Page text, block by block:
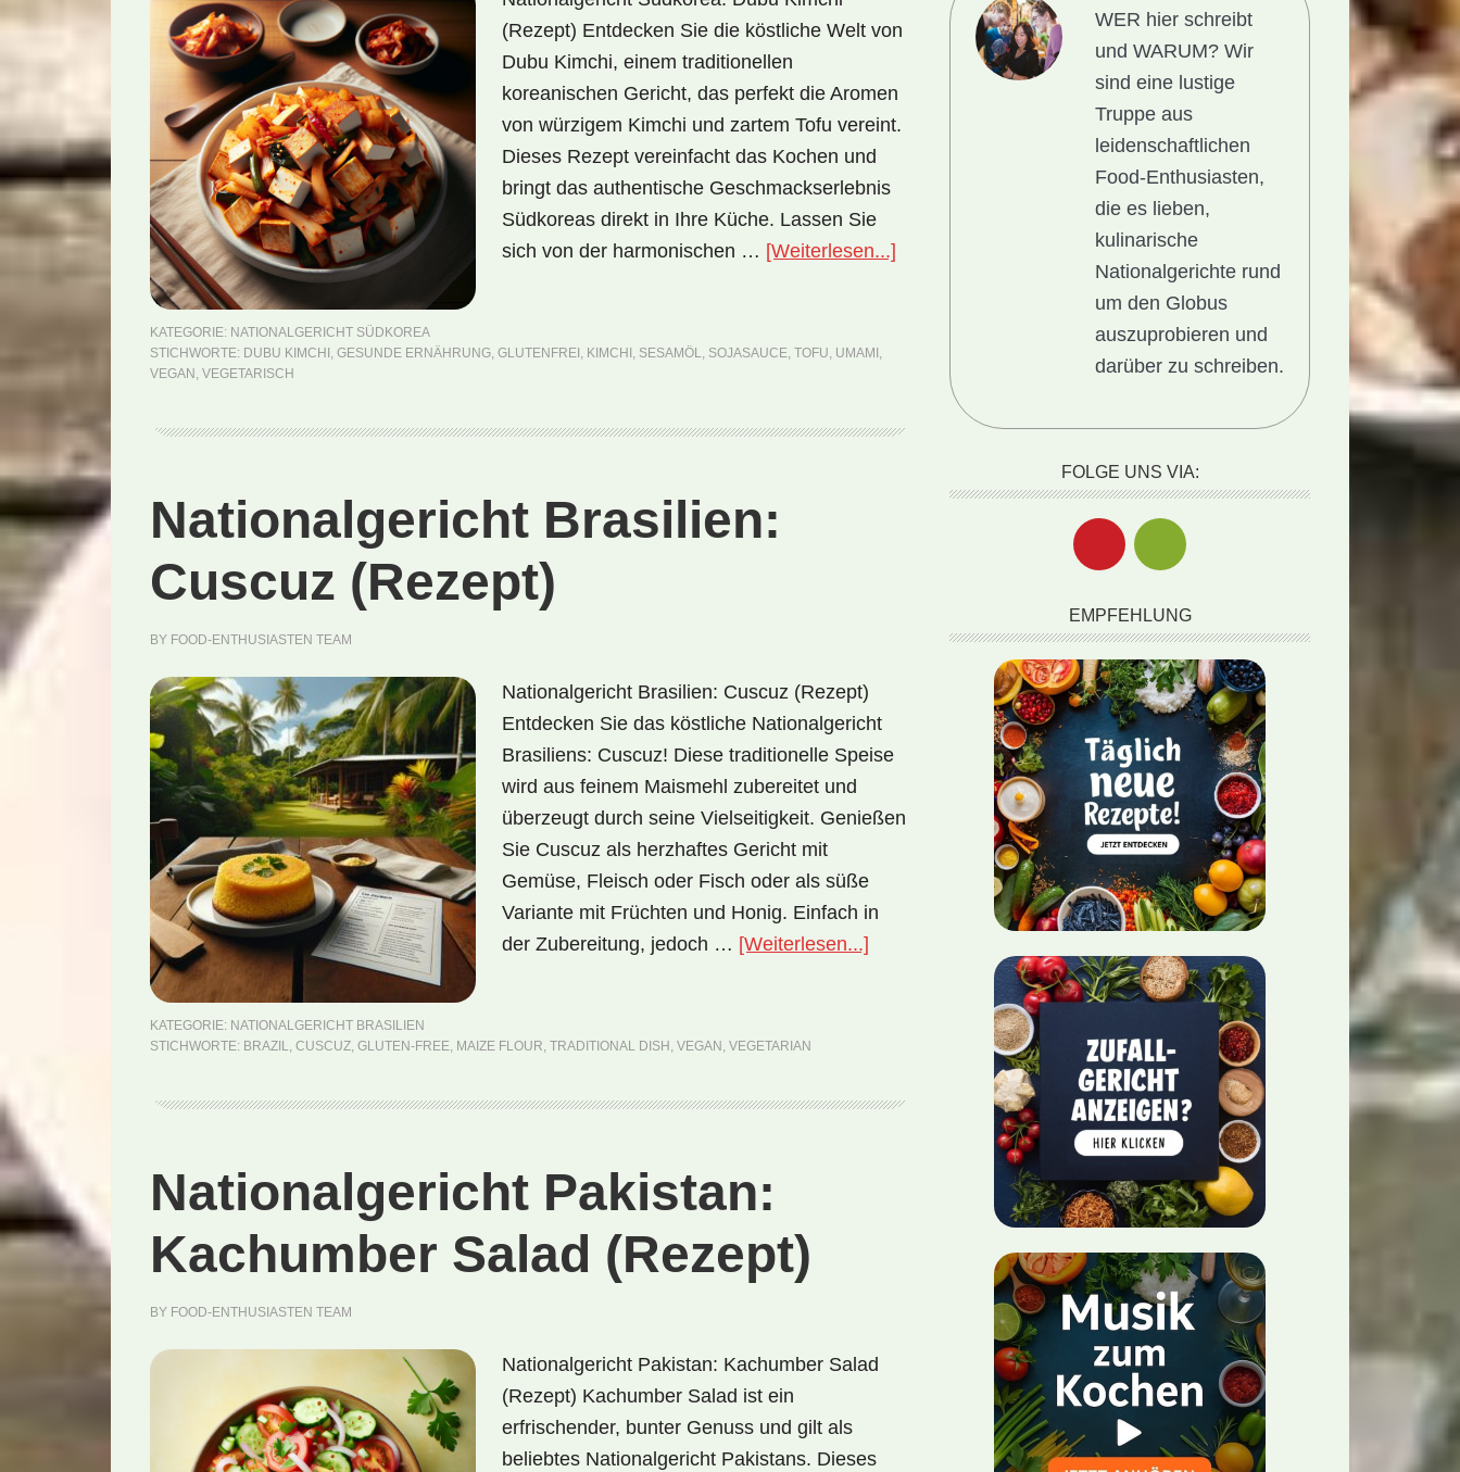
(Rezept) Entdecken Sie die köstliche Welt von
Dubu Kimchi, einem traditionellen
koreanischen Gericht, das perfekt die Aromen
von würzigem Kimchi und zartem Tofu vereint.
Dieses Rezept vereinfacht das Kochen und
bringt das authentische Geschmackserlebnis
Südkoreas direkt in Ihre Küche. Lassen Sie
sich von der harmonischen … [Weiterlesen...]
(Rezept)
KATEGORIE: NATIONALGERICHT SÜDKOREA
STICHWORTE: DUBU KIMCHI , GESUNDE ERNÄHRUNG, GLUTENFREI , KIMCHI , SESAMÖL, SOJASAUCE, TOFU, UMAMI ,
VEGAN , VEGETARISCH
Nationalgericht Brasilien:
Cuscuz (Rezept)
BY FOOD-ENTHUSIASTEN TEAM
Nationalgericht Brasilien: Cuscuz (Rezept)
Entdecken Sie das köstliche Nationalgericht
Brasiliens: Cuscuz! Diese traditionelle Speise
wird aus feinem Maismehl zubereitet und
überzeugt durch seine Vielseitigkeit. Genießen
Sie Cuscuz als herzhaftes Gericht mit
Gemüse, Fleisch oder Fisch oder als süße
Variante mit Früchten und Honig. Einfach in
der Zubereitung, jedoch … [Weiterlesen...]
KATEGORIE: NATIONALGERICHT BRASILIEN
STICHWORTE: BRAZIL, CUSCUZ, GLUTEN-FREE, MAIZE FLOUR, TRADITIONAL DISH , VEGAN , VEGETARIAN
Nationalgericht Pakistan:
Kachumber Salad (Rezept)
BY FOOD-ENTHUSIASTEN TEAM
Nationalgericht Pakistan: Kachumber Salad
(Rezept) Kachumber Salad ist ein
erfrischender, bunter Genuss und gilt als
beliebtes Nationalgericht Pakistans. Dieses
WER hier schreibt
und WARUM?Wir
sind eine lustige
Truppe aus
leidenschaftlichen
Food-Enthusiasten,
die es lieben,
kulinarische
Nationalgerichte rund
um den Globus
auszuprobieren und
darüber zu schreiben.
FOLGE UNS VIA:
EMPFEHLUNG